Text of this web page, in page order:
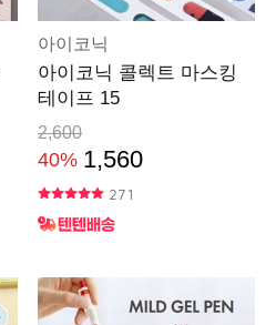
아이코닉
아이코닉 콜렉트 마스킹
테이프 15
2,600
40% 1,560
271